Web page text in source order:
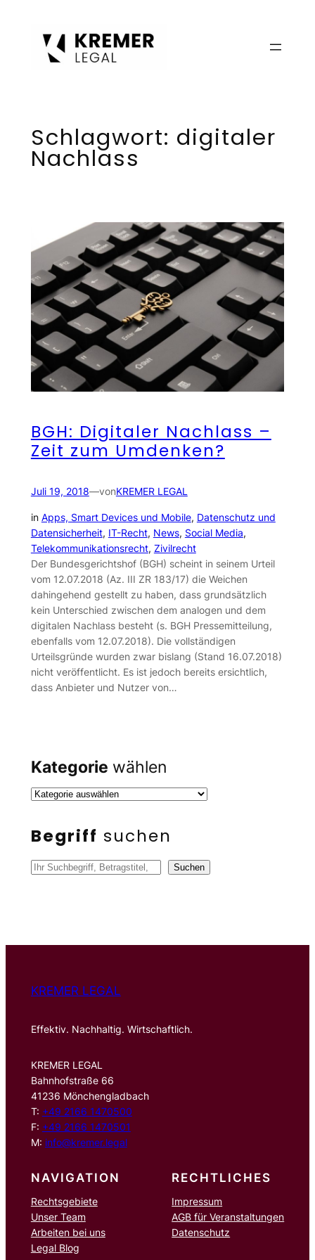
Schlagwort: digitaler
Nachlass
BGH: Digitaler Nachlass –
Zeit zum Umdenken?
Juli 19, 2018—vonKREMER LEGAL
in Apps, Smart Devices und Mobile, Datenschutz und
Datensicherheit, IT-Recht, News, Social Media
Telekommunikationsrecht, Zivilrecht
Der Bundesgerichtshof (BGH) scheint in seinem Urteil
vom 12.07.2018 (Az. III ZR 183/17) die Weichen
dahingehend gestellt zu haben, dass grundsätzlich
kein Unterschied zwischen dem analogen und dem
digitalen Nachlass besteht (s. BGH Pressemitteilung,
ebenfalls vom 12.07.2018). Die vollständigen
Urteilsgründe wurden zwar bislang (Stand 16.07.2018)
nicht veröffentlicht. Es ist jedoch bereits ersichtlich,
dass Anbieter und Nutzer von…
Kategorie wählen
Begriff suchen
S
n
Suchen
KREMER LEGAL
Effektiv. Nachhaltig. Wirtschaftlich.
KREMER LEGAL
Bahnhofstraße 66
41236 Mönchengladbach
T: +49 2166 1470500
F: +49 2166 1470501
M: info@kremer.legal
NAVIGATION
Rechtsgebiete
Unser Team
Arbeiten bei uns
Legal Blog
RECHTLICHES
Impressum
AGB für Veranstaltungen
Datenschutz